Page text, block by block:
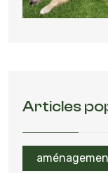
Articles